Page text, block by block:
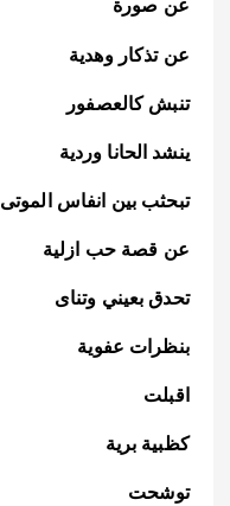
عن صورة
عن تذكار وهدية
تنبش كالعصفور
ينشد الحانا وردية
تبحثب بين انفاس الموتى
عن قصة حب ازلية
تحدق بعيني وتناى
بنظرات عفوية
اقبلت
كظبية برية
توشحت